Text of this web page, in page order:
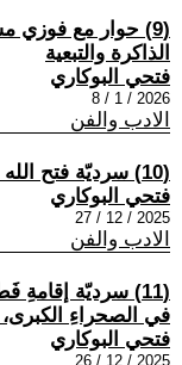
(9) حوار مع فوزي
الذاكرة والتبعية
فتحي البوكاري
2026 / 1 / 8
الادب والفن
(10) سرديّة فتح الله صغيّر لألفونس دي لامارتين ج2
فتحي البوكاري
2025 / 12 / 27
الادب والفن
(11) سرديّة إقامةِ
في الصحراءِ الكبرى،
فتحي البوكاري
2025 / 12 / 26